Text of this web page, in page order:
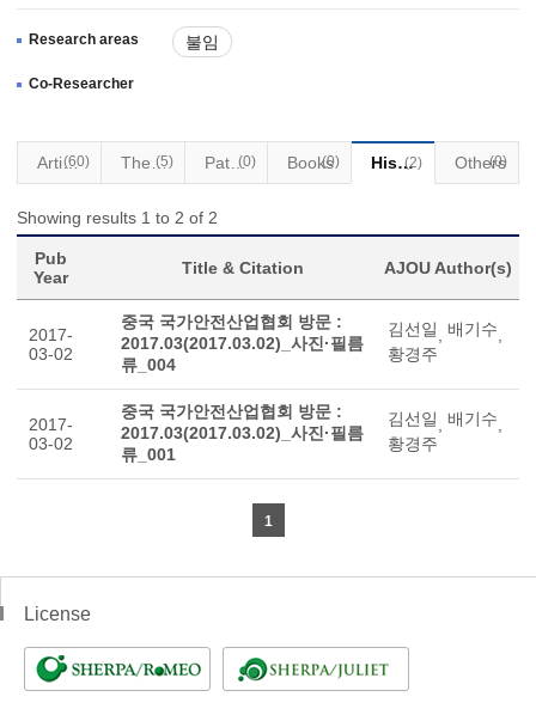
Research areas 불임
Co-Researcher
Articles
(60) Thesis
(5) Patents(0) Books
(0) Historical Materials(2) Others
(0)
Showing results 1 to 2 of 2
Pub
Year
Title & Citation AJOU Author(s)
2017-
03-02
중국 국가안전산업협회 방문 :
2017.03(2017.03.02)_사진·필름
류_004
김선일, 배기수,
황경주
2017-
03-02
중국 국가안전산업협회 방문 :
2017.03(2017.03.02)_사진·필름
류_001
김선일, 배기수,
황경주
1
License